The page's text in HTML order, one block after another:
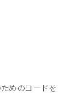
めのコードを